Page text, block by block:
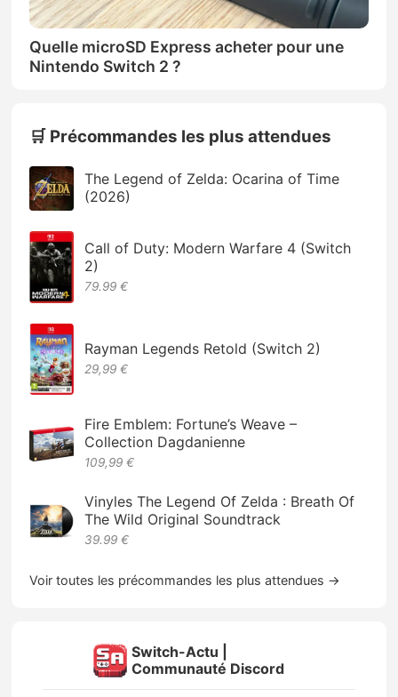
Quelle microSD Express acheter pour une
Nintendo Switch 2 ?
🛒 Précommandes les plus attendues
The Legend of Zelda: Ocarina of Time
(2026)
Call of Duty: Modern Warfare 4 (Switch
2)
79.99 €
Rayman Legends Retold (Switch 2)
29,99 €
Fire Emblem: Fortune’s Weave –
Collection Dagdanienne
109,99 €
Vinyles The Legend Of Zelda : Breath Of
The Wild Original Soundtrack
39.99 €
Voir toutes les précommandes les plus attendues →
Switch-Actu |
Communauté Discord